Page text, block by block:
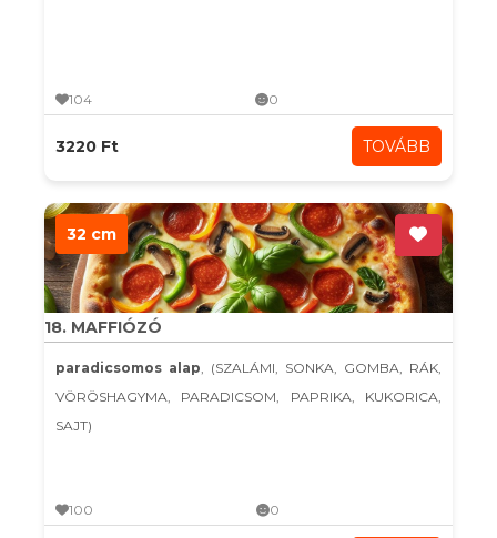
104 0
3220 Ft TOVÁBB
32 cm
18. MAFFIÓZÓ
paradicsomos alap, (SZALÁMI, SONKA, GOMBA, RÁK,
VÖRÖSHAGYMA, PARADICSOM, PAPRIKA, KUKORICA,
SAJT)
100 0